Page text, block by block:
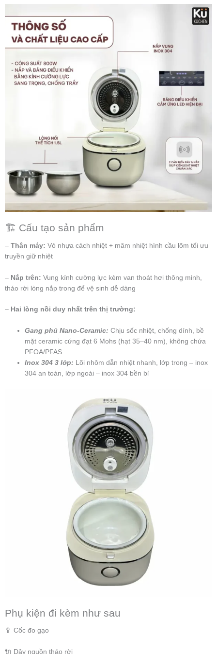
🏗️ Cấu tạo sản phẩm
– Thân máy: Vỏ nhựa cách nhiệt + mâm nhiệt hình cầu lõm tối ưu
truyền giữ nhiệt
– Nắp trên: Vung kính cường lực kèm van thoát hơi thông minh,
tháo rời lòng nắp trong để vệ sinh dễ dàng
– Hai lòng nồi duy nhất trên thị trường:
Gang phủ Nano-Ceramic: Chịu sốc nhiệt, chống dính, bề
mặt ceramic cứng đạt 6 Mohs (hạt 35–40 nm), không chứa
PFOA/PFAS
Inox 304 3 lớp: Lõi nhôm dẫn nhiệt nhanh, lớp trong – inox
304 an toàn, lớp ngoài – inox 304 bền bỉ
Phụ kiện đi kèm như sau
🥄 Cốc đo gạo
🔌 Dây nguồn tháo rời